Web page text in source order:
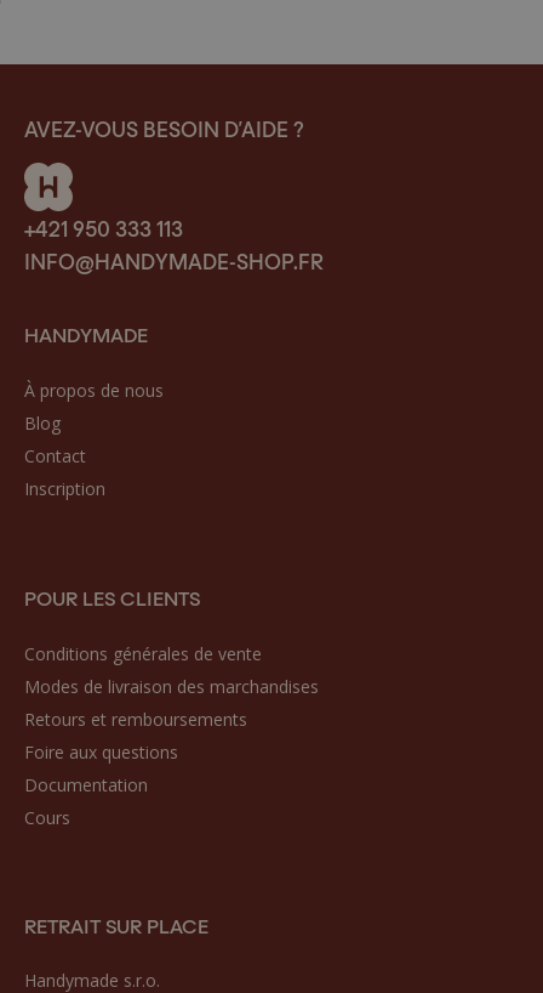
AVEZ-VOUS BESOIN D’AIDE ?
+421 950 333 113
INFO@HANDYMADE-SHOP.FR
HANDYMADE
À propos de nous
Blog
Contact
Inscription
POUR LES CLIENTS
Conditions générales de vente
Modes de livraison des marchandises
Retours et remboursements
Foire aux questions
Documentation
Cours
RETRAIT SUR PLACE
Handymade s.r.o.